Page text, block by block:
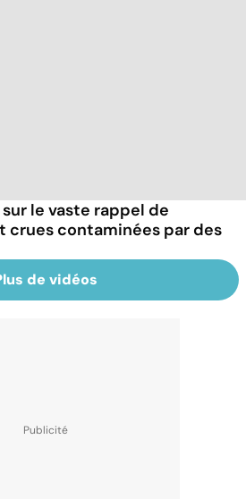
le vaste rappel de
contaminées par des
de vidéos